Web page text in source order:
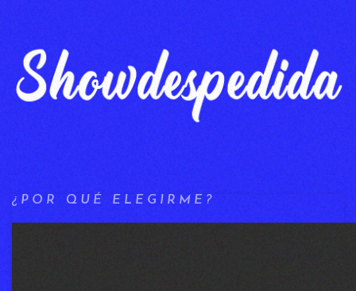
¿POR QUÉ ELEGIRME?